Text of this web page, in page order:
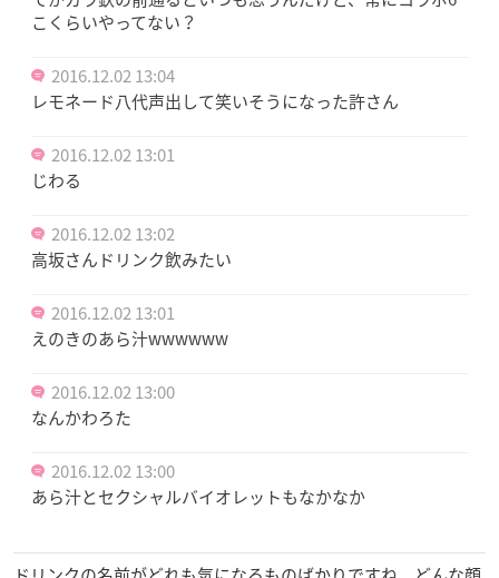
こくらいやってない？
2016.12.02 13:04
レモネード八代声出して笑いそうになった許さん
2016.12.02 13:01
じわる
2016.12.02 13:02
高坂さんドリンク飲みたい
2016.12.02 13:01
えのきのあら汁wwwwww
2016.12.02 13:00
なんかわろた
2016.12.02 13:00
あら汁とセクシャルバイオレットもなかなか